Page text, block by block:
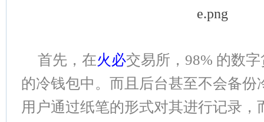
首先，在火必交易所，98% 的数
的冷钱包中。而且后台甚至不会备份
用户通过纸笔的形式对其进行记录，